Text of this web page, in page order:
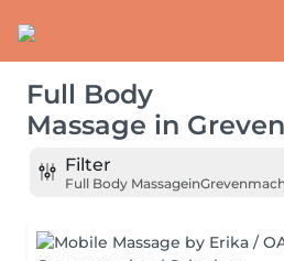
Full Body
Massage in
Filter
Full Body Massagein